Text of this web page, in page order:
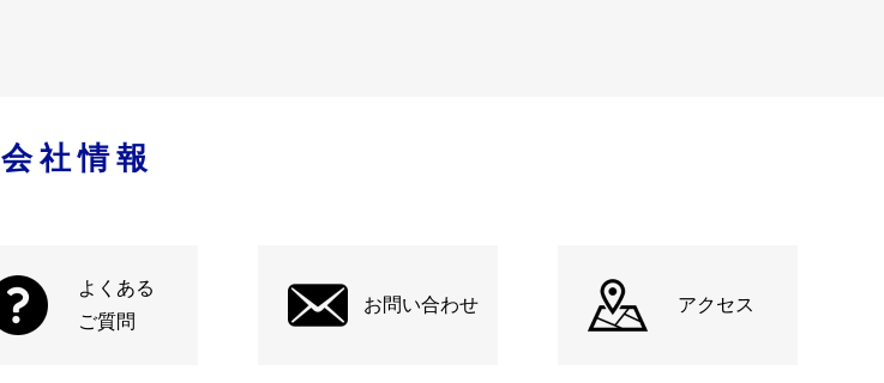
会社情報
よくある
ご質問
お問い合わせ アクセス